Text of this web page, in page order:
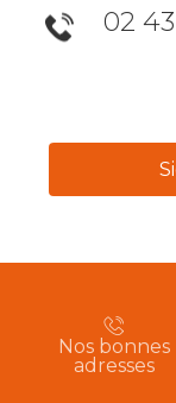
02
Nos bonnes
adresses